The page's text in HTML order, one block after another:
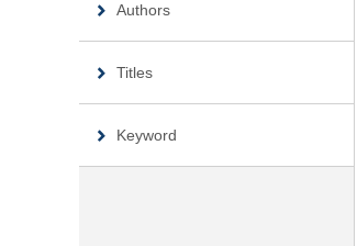
Authors
Titles
Keyword